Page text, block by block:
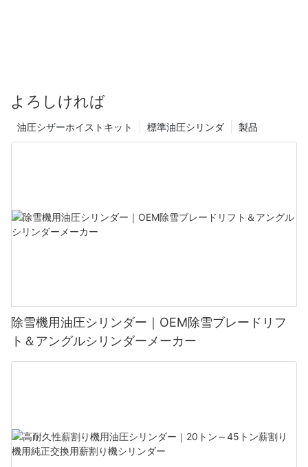
よろしければ
製品
標準油圧シリンダ
油圧シザーホイストキット
除雪機用油圧シリンダー｜OEM除雪ブレードリフ
ト＆アングルシリンダーメーカー